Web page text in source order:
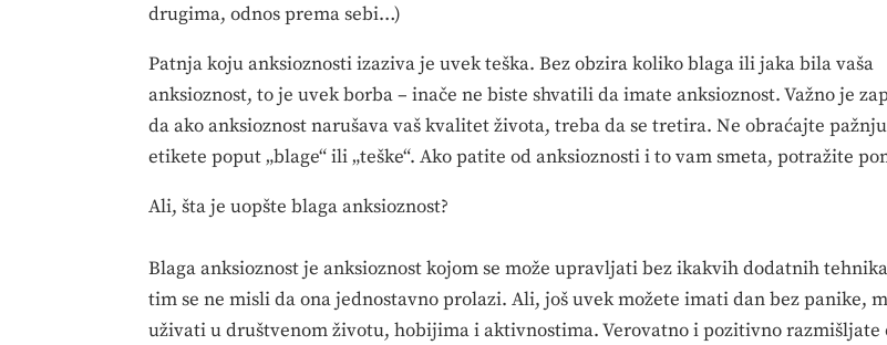
drugima, odnos prema sebi…)
Patnja koju anksioznosti izaziva je uvek teška. Bez obzira koliko blaga ili jaka bila vaša
anksioznost, to je uvek borba – inače ne biste shvatili da imate anksioznost. Važno je
da ako anksioznost narušava vaš kvalitet života, treba da se tretira. Ne obraćajte
etikete poput „blage“ ili „teške“. Ako patite od anksioznosti i to vam smeta, potražite
Ali, šta je uopšte blaga anksioznost?
Blaga anksioznost je anksioznost kojom se može upravljati bez ikakvih dodatnih
tim se ne misli da ona jednostavno prolazi. Ali, još uvek možete imati dan bez panike,
uživati u društvenom životu, hobijima i aktivnostima. Verovatno i pozitivno razmišljate